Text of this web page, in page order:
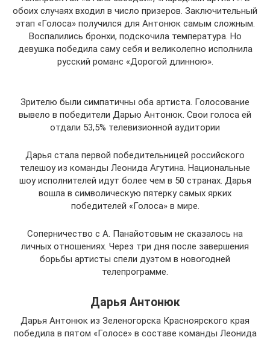
обоих случаях входил в число призеров. Заключительный
этап «Голоса» получился для Антонюк самым сложным.
Воспалились бронхи, подскочила температура. Но
девушка победила саму себя и великолепно исполнила
русский романс «Дорогой длинною».
Зрителю были симпатичны оба артиста. Голосование
вывело в победители Дарью Антонюк. Свои голоса ей
отдали 53,5% телевизионной аудитории
Дарья стала первой победительницей российского
телешоу из команды Леонида Агутина. Национальные
шоу исполнителей идут более чем в 50 странах. Дарья
вошла в символическую пятерку самых ярких
победителей «Голоса» в мире.
Соперничество с А. Панайотовым не сказалось на
личных отношениях. Через три дня после завершения
борьбы артисты спели дуэтом в новогодней
телепрограмме.
Дарья Антонюк
Дарья Антонюк из Зеленогорска Красноярского края
победила в пятом «Голосе» в составе команды Леонида